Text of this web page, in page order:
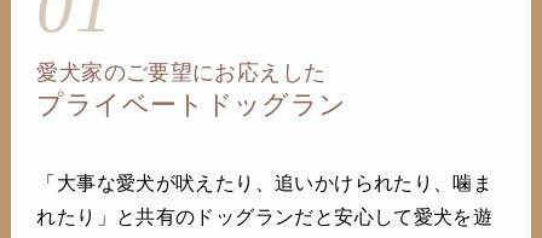
愛犬家のご要望にお応えした
プライベートドッグラン
「大事な愛犬が吠えたり、追いかけられたり、噛ま
れたり」と共有のドッグランだと安心して愛犬を遊